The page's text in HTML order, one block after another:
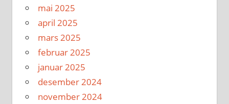
mai 2025
april 2025
mars 2025
februar 2025
januar 2025
desember 2024
november 2024